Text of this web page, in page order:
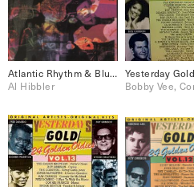
Atlantic Rhythm & Blues: 1947-1974 [Disc 1]
Al Hibbler